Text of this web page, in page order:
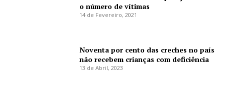
o número de vítimas
14 de Fevereiro, 2021
Noventa por cento das creches no país
não recebem crianças com deficiência
13 de Abril, 2023